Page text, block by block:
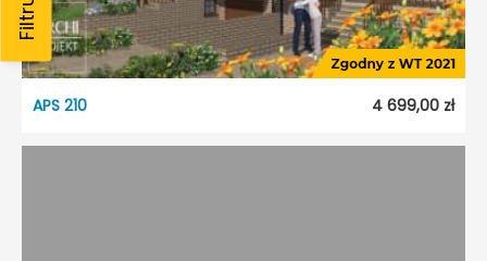
APS 210 4 699,00 zł
APS 210